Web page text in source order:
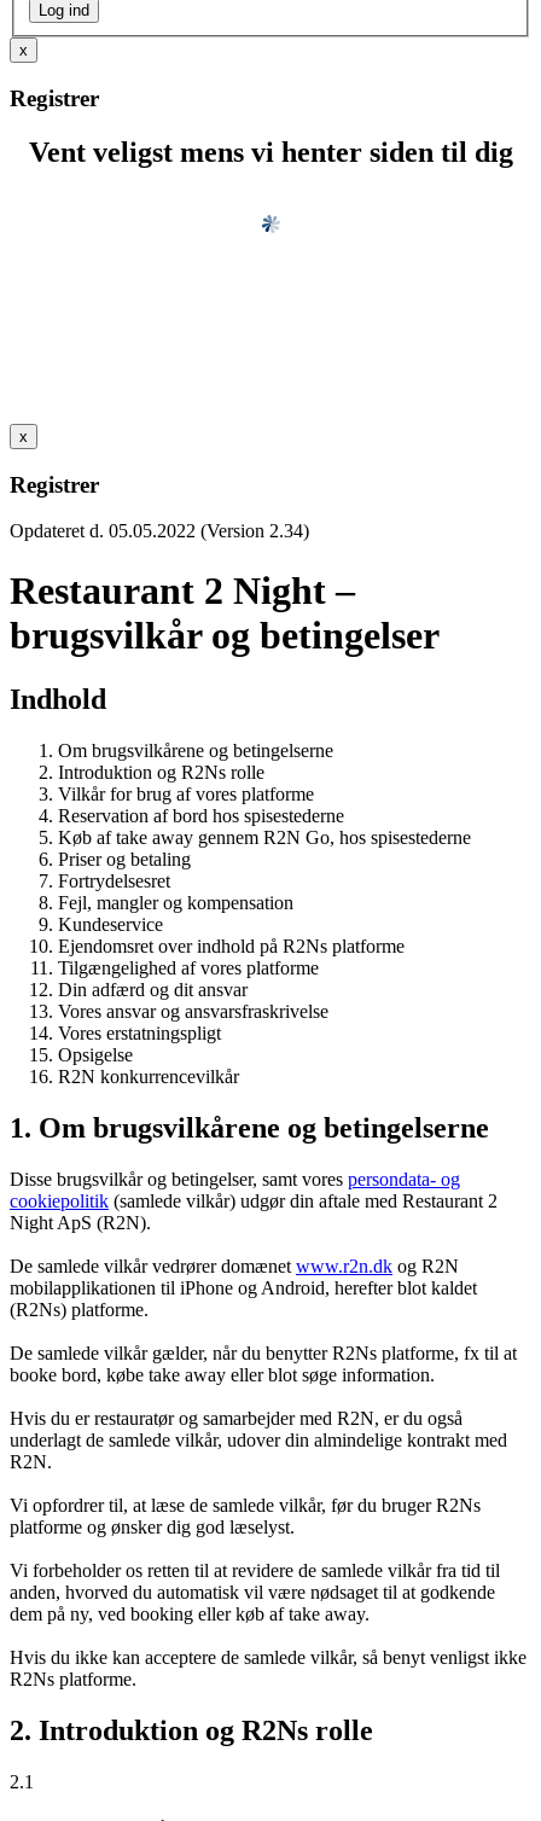
x
Registrer
Vent veligst mens vi henter siden til dig
x
Registrer
Opdateret d. 05.05.2022 (Version 2.34)
Restaurant 2 Night –
brugsvilkår og betingelser
Indhold
Om brugsvilkårene og betingelserne
Introduktion og R2Ns rolle
Vilkår for brug af vores platforme
Reservation af bord hos spisestederne
Køb af take away gennem R2N Go, hos spisestederne
Priser og betaling
Fortrydelsesret
Fejl, mangler og kompensation
Kundeservice
Ejendomsret over indhold på R2Ns platforme
Tilgængelighed af vores platforme
Din adfærd og dit ansvar
Vores ansvar og ansvarsfraskrivelse
Vores erstatningspligt
Opsigelse
R2N konkurrencevilkår
1. Om brugsvilkårene og betingelserne
Disse brugsvilkår og betingelser, samt vores persondata- og
cookiepolitik (samlede vilkår) udgør din aftale med Restaurant 2
Night ApS (R2N).
De samlede vilkår vedrører domænet www.r2n.dk og R2N
mobilapplikationen til iPhone og Android, herefter blot kaldet
(R2Ns) platforme.
De samlede vilkår gælder, når du benytter R2Ns platforme, fx til at
booke bord, købe take away eller blot søge information.
Hvis du er restauratør og samarbejder med R2N, er du også
underlagt de samlede vilkår, udover din almindelige kontrakt med
R2N.
Vi opfordrer til, at læse de samlede vilkår, før du bruger R2Ns
platforme og ønsker dig god læselyst.
Vi forbeholder os retten til at revidere de samlede vilkår fra tid til
anden, hvorved du automatisk vil være nødsaget til at godkende
dem på ny, ved booking eller køb af take away.
Hvis du ikke kan acceptere de samlede vilkår, så benyt venligst ikke
R2Ns platforme.
2. Introduktion og R2Ns rolle
2.1